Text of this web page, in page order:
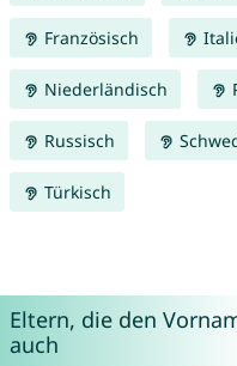
Französisch
Niederländisch
Russisch
Türkisch
Eltern, die den
auch